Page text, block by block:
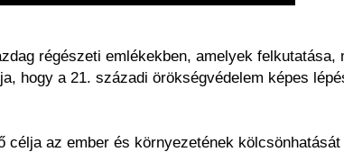
régészeti emlékekben, amelyek
hogy a 21. századi örökségvédelem képes
célja az ember és környezetének